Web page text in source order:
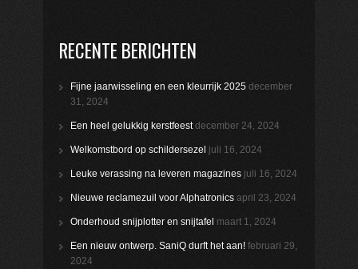
RECENTE BERICHTEN
Fijne jaarwisseling en een kleurrijk 2025 december
31, 2024
Een heel gelukkig kerstfeest december 24, 2024
Welkomstbord op schildersezel juli 16, 2024
Leuke verassing na leveren magazines juli 16, 2024
Nieuwe reclamezuil voor Alphatronics april 23, 2024
Onderhoud snijplotter en snijtafel maart 1, 2024
Een nieuw ontwerp. SaniQ durft het aan! februari 29,
2024